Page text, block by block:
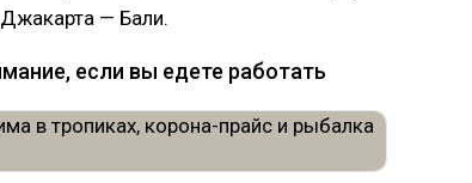
— Бали.
если вы едете работать